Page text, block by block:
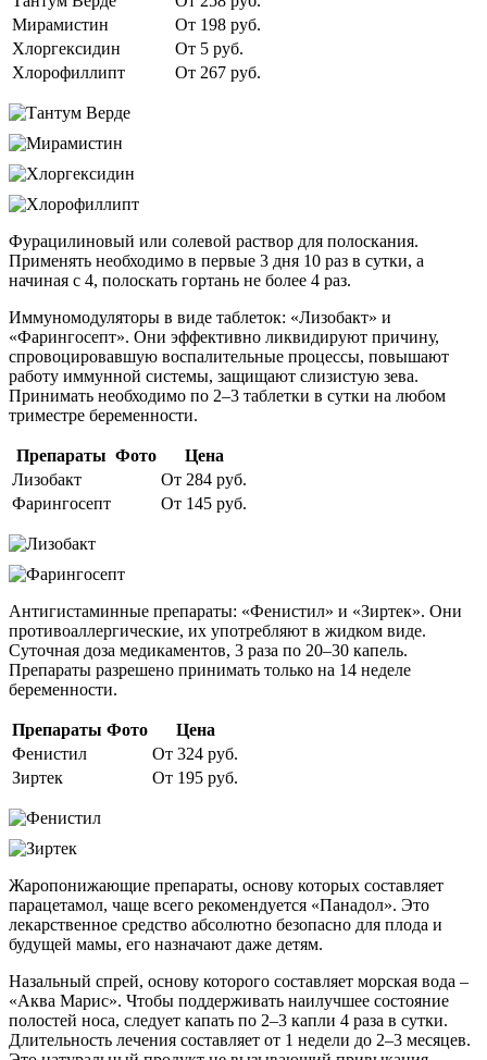
Мирамистин
От 198 руб.
Хлоргексидин
От 5 руб.
Хлорофиллипт
От 267 руб.
Фурацилиновый или солевой раствор для полоскания.
Применять необходимо в первые 3 дня 10 раз в сутки, а
начиная с 4, полоскать гортань не более 4 раз.
Иммуномодуляторы в виде таблеток: «Лизобакт» и
«Фарингосепт». Они эффективно ликвидируют причину,
спровоцировавшую воспалительные процессы, повышают
работу иммунной системы, защищают слизистую зева.
Принимать необходимо по 2–3 таблетки в сутки на любом
триместре беременности.
Препараты Фото
Цена
Лизобакт
От 284 руб.
Фарингосепт
От 145 руб.
Антигистаминные препараты: «Фенистил» и «Зиртек». Они
противоаллергические, их употребляют в жидком виде.
Суточная доза медикаментов, 3 раза по 20–30 капель.
Препараты разрешено принимать только на 14 неделе
беременности.
Препараты Фото
Цена
Фенистил
От 324 руб.
Зиртек
От 195 руб.
Жаропонижающие препараты, основу которых составляет
парацетамол, чаще всего рекомендуется «Панадол». Это
лекарственное средство абсолютно безопасно для плода и
будущей мамы, его назначают даже детям.
Назальный спрей, основу которого составляет морская вода –
«Аква Марис». Чтобы поддерживать наилучшее состояние
полостей носа, следует капать по 2–3 капли 4 раза в сутки.
Длительность лечения составляет от 1 недели до 2–3 месяцев.